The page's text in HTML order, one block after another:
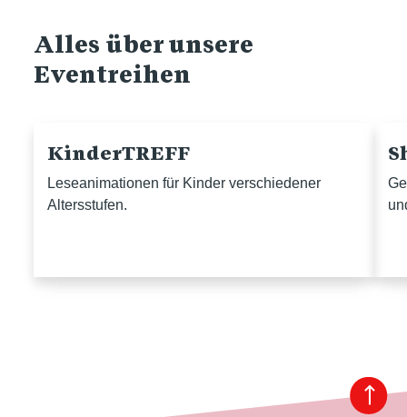
Alles über unsere
Eventreihen
KinderTREFF
Leseanimationen für Kinder verschiedener
Altersstufen.